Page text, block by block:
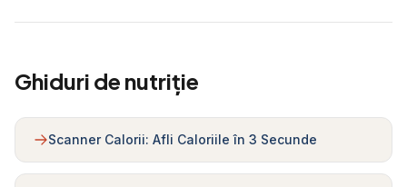
Ghiduri de nutriție
Scanner Calorii: Afli Caloriile în 3 Secunde